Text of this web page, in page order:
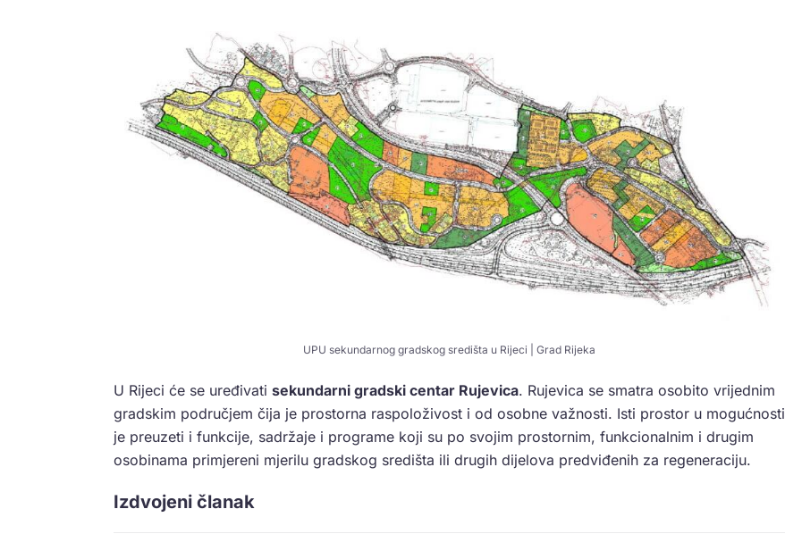
UPU sekundarnog gradskog središta u Rijeci | Grad Rijeka
U Rijeci će se uređivati sekundarni gradski centar Rujevica. Rujevica se smatra osobito vrijednim
gradskim područjem čija je prostorna raspoloživost i od osobne važnosti. Isti prostor u mogućnosti
je preuzeti i funkcije, sadržaje i programe koji su po svojim prostornim, funkcionalnim i drugim
osobinama primjereni mjerilu gradskog središta ili drugih dijelova predviđenih za regeneraciju.
Izdvojeni članak